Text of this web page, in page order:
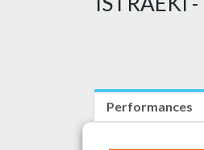
Performances